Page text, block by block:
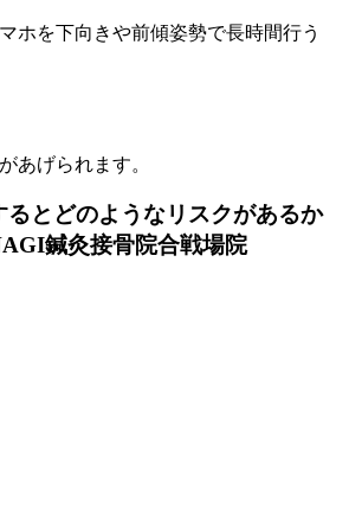
ホを下向きや前傾姿勢で長時間行う
あげられます。
るとどのようなリスクがあるか
鍼灸接骨院合戦場院